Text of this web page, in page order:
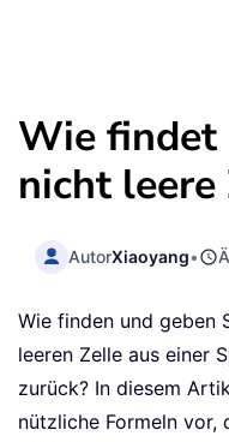
Wie findet
nicht leere
AutorXiaoyang•
Wie finden und geben
leeren Zelle aus einer
zurück? In diesem
nützliche Formeln vor,